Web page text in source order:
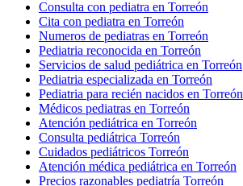
Consulta con pediatra en Torreón
Cita con pediatra en Torreón
Numeros de pediatras en Torreón
Pediatria reconocida en Torreón
Servicios de salud pediátrica en Torreón
Pediatria especializada en Torreón
Pediatria para recién nacidos en Torreón
Médicos pediatras en Torreón
Atención pediátrica en Torreón
Consulta pediátrica Torreón
Cuidados pediátricos Torreón
Atención médica pediátrica en Torreón
Precios razonables pediatría Torreón